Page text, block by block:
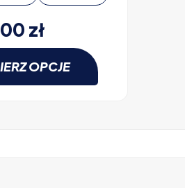
zł
OPCJE